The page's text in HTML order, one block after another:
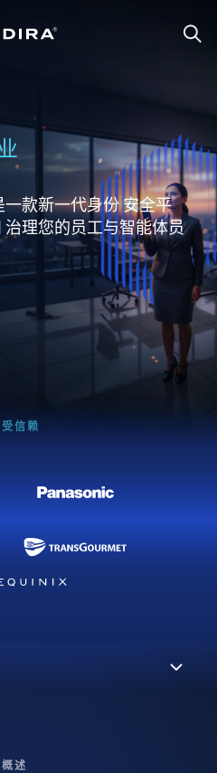
一款新一代身份安全平
治理您的员工与智能体员
信赖
概述